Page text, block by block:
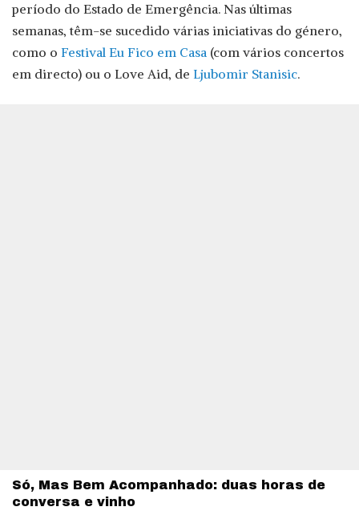
período do Estado de Emergência. Nas últimas
semanas, têm-se sucedido várias iniciativas do género,
como o Festival Eu Fico em Casa (com vários concertos
em directo) ou o Love Aid, de Ljubomir Stanisic.
Só, Mas Bem Acompanhado: duas horas de
conversa e vinho